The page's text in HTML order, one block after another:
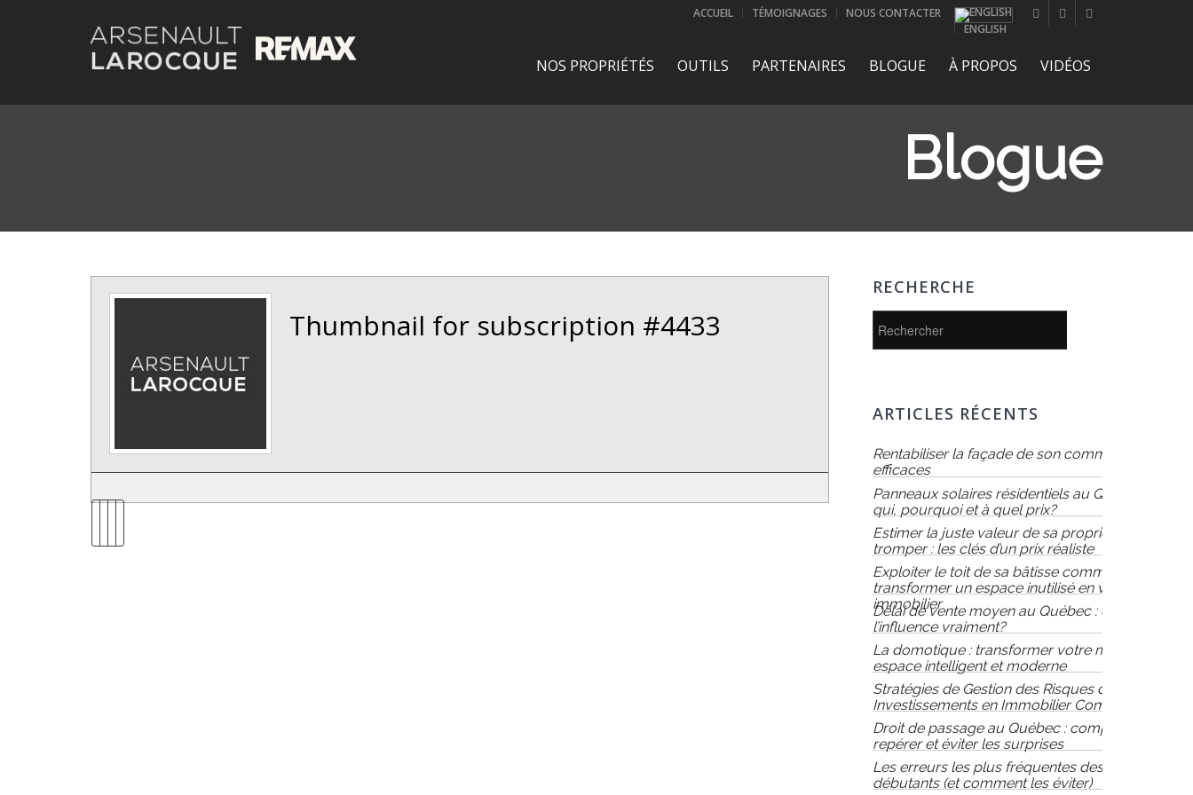
ACCUEIL TÉMOIGNAGES
NOUS CONTACTER
ENGLISH
NOS PROPRIÉTÉS OUTILS PARTENAIRES BLOGUE À PROPOS VIDÉOS
Blogue
Thumbnail for subscription #4433
RECHERCHE
ARTICLES RÉCENTS
Rentabiliser la façade de son commerce : 8 idées
efficaces
Panneaux solaires résidentiels au Québec : pour
qui, pourquoi et à quel prix?
Estimer la juste valeur de sa propriété sans se
tromper : les clés d’un prix réaliste
Exploiter le toit de sa bâtisse commerciale :
transformer un espace inutilisé en véritable atout
immobilier
Délai de vente moyen au Québec : qu’est-ce qui
l’influence vraiment?
La domotique : transformer votre maison en un
espace intelligent et moderne
Stratégies de Gestion des Risques dans les
Investissements en Immobilier Commercial
Droit de passage au Québec : comprendre,
repérer et éviter les surprises
Les erreurs les plus fréquentes des vendeurs
débutants (et comment les éviter)